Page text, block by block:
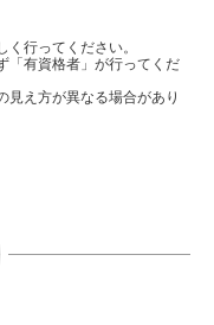
行ってください。
「有資格者」が行ってくだ
え方が異なる場合があり